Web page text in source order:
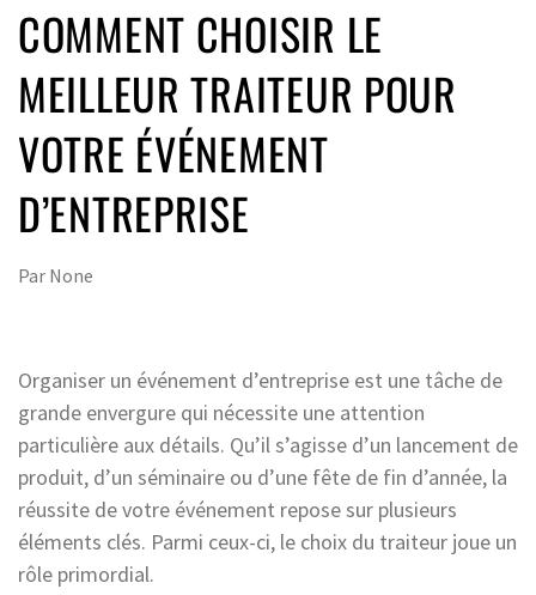
COMMENT CHOISIR LE
MEILLEUR TRAITEUR POUR
VOTRE ÉVÉNEMENT
D’ENTREPRISE
Par None
Organiser un événement d’entreprise est une tâche de
grande envergure qui nécessite une attention
particulière aux détails. Qu’il s’agisse d’un lancement de
produit, d’un séminaire ou d’une fête de fin d’année, la
réussite de votre événement repose sur plusieurs
éléments clés. Parmi ceux-ci, le choix du traiteur joue un
rôle primordial.